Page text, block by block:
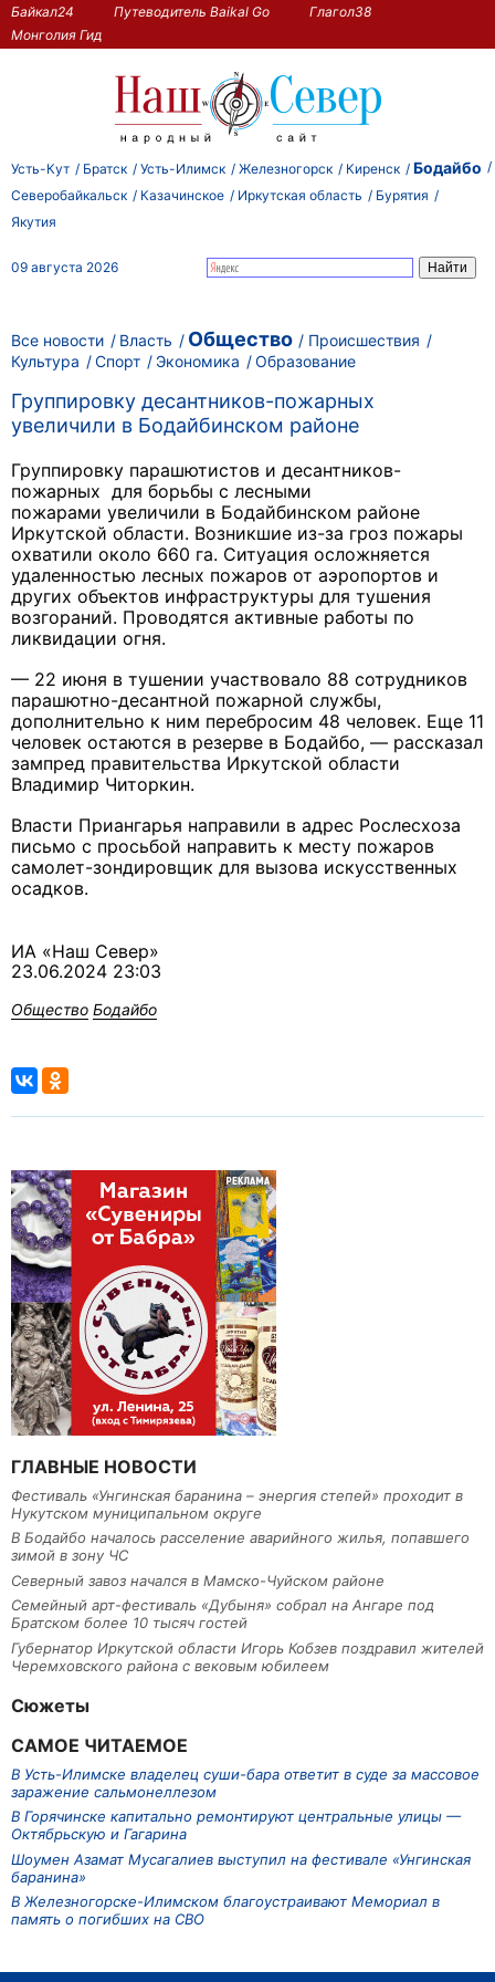
Байкал24 Путеводитель Baikal Go
Глагол38
Монголия Гид
Усть-Кут Братск Усть-Илимск Железногорск Киренск Бодайбо
Северобайкальск Казачинское Иркутская область
Бурятия
Якутия
09 августа 2026
Все новости Власть Общество
Происшествия
Культура
Спорт Экономика Образование
Группировку десантников-пожарных
увеличили в Бодайбинском районе
Группировку парашютистов и десантников-
пожарных для борьбы с лесными
пожарами увеличили в Бодайбинском районе
Иркутской области. Возникшие из-за гроз пожары
охватили около 660 га. Ситуация осложняется
удаленностью лесных пожаров от аэропортов и
других объектов инфраструктуры для тушения
возгораний. Проводятся активные работы по
ликвидации огня.
— 22 июня в тушении участвовало 88 сотрудников
парашютно-десантной пожарной службы,
дополнительно к ним перебросим 48 человек. Еще 11
человек остаются в резерве в Бодайбо, — рассказал
зампред правительства Иркутской области
Владимир Читоркин.
Власти Приангарья направили в адрес Рослесхоза
письмо с просьбой направить к месту пожаров
самолет-зондировщик для вызова искусственных
осадков.
ИА «Наш Север»
23.06.2024 23:03
Общество Бодайбо
ГЛАВНЫЕ НОВОСТИ
Фестиваль «Унгинская баранина – энергия степей» проходит в
Нукутском муниципальном округе
В Бодайбо началось расселение аварийного жилья, попавшего
зимой в зону ЧС
Северный завоз начался в Мамско-Чуйском районе
Семейный арт-фестиваль «Дубыня» собрал на Ангаре под
Братском более 10 тысяч гостей
Губернатор Иркутской области Игорь Кобзев поздравил жителей
Черемховского района с вековым юбилеем
Сюжеты
САМОЕ ЧИТАЕМОЕ
В Усть-Илимске владелец суши-бара ответит в суде за массовое
заражение сальмонеллезом
В Горячинске капитально ремонтируют центральные улицы —
Октябрьскую и Гагарина
Шоумен Азамат Мусагалиев выступил на фестивале «Унгинская
баранина»
В Железногорске-Илимском благоустраивают Мемориал в
память о погибших на СВО